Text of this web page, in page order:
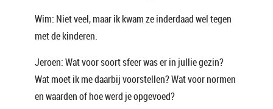
Wim: Niet veel, maar ik kwam ze inderdaad wel tegen
met de kinderen.
Jeroen: Wat voor soort sfeer was er in jullie gezin?
Wat moet ik me daarbij voorstellen? Wat voor normen
en waarden of hoe werd je opgevoed?